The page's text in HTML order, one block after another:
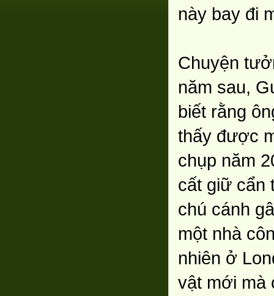
này bay đi
Chuyện
năm sau,
biết rằng
thấy được
chụp năm
cất giữ cẩn
chú cánh
một nhà
nhiên ở
vật mới mà